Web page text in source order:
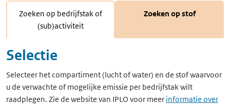
Zoeken op bedrijfstak of
(sub)activiteit
Zoeken op stof
Selectie
Selecteer het compartiment (lucht of water) en de stof waarvoor
u de verwachte of mogelijke emissie per bedrijfstak wilt
raadplegen. Zie de website van IPLO voor meer informatie over